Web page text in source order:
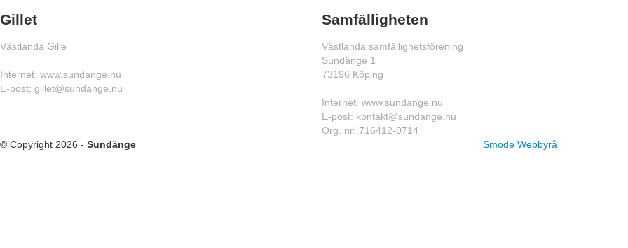
Gillet
Västlanda Gille
Internet: www.sundange.nu
E-post: gillet@sundange.nu
Samfälligheten
Västlanda samfällighetsförening
Sundänge 1
73196 Köping
Internet: www.sundange.nu
E-post: kontakt@sundange.nu
Org. nr: 716412-0714
© Copyright 2026 - Sundänge Smode Webbyrå